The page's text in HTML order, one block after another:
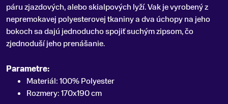
páru zjazdových, alebo skialpových lyží.Vak je vyrobený z
nepremokavej polyesterovej tkaniny a dva úchopy na jeho
bokoch sa dajú jednoducho spojiť suchým zipsom, čo
zjednoduší jeho prenášanie.
Parametre:
Materiál: 100% Polyester
Rozmery: 170x190 cm